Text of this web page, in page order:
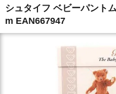
シュタイフ ベビーパント
m EAN667947